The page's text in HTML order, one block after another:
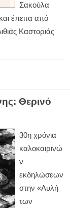
Σακούλα
έπειτα από
Καστοριάς
Θερινό
30η χρόνια
καλοκαιρινώ
ν
εκδηλώσεων
στην «Αυλή
των